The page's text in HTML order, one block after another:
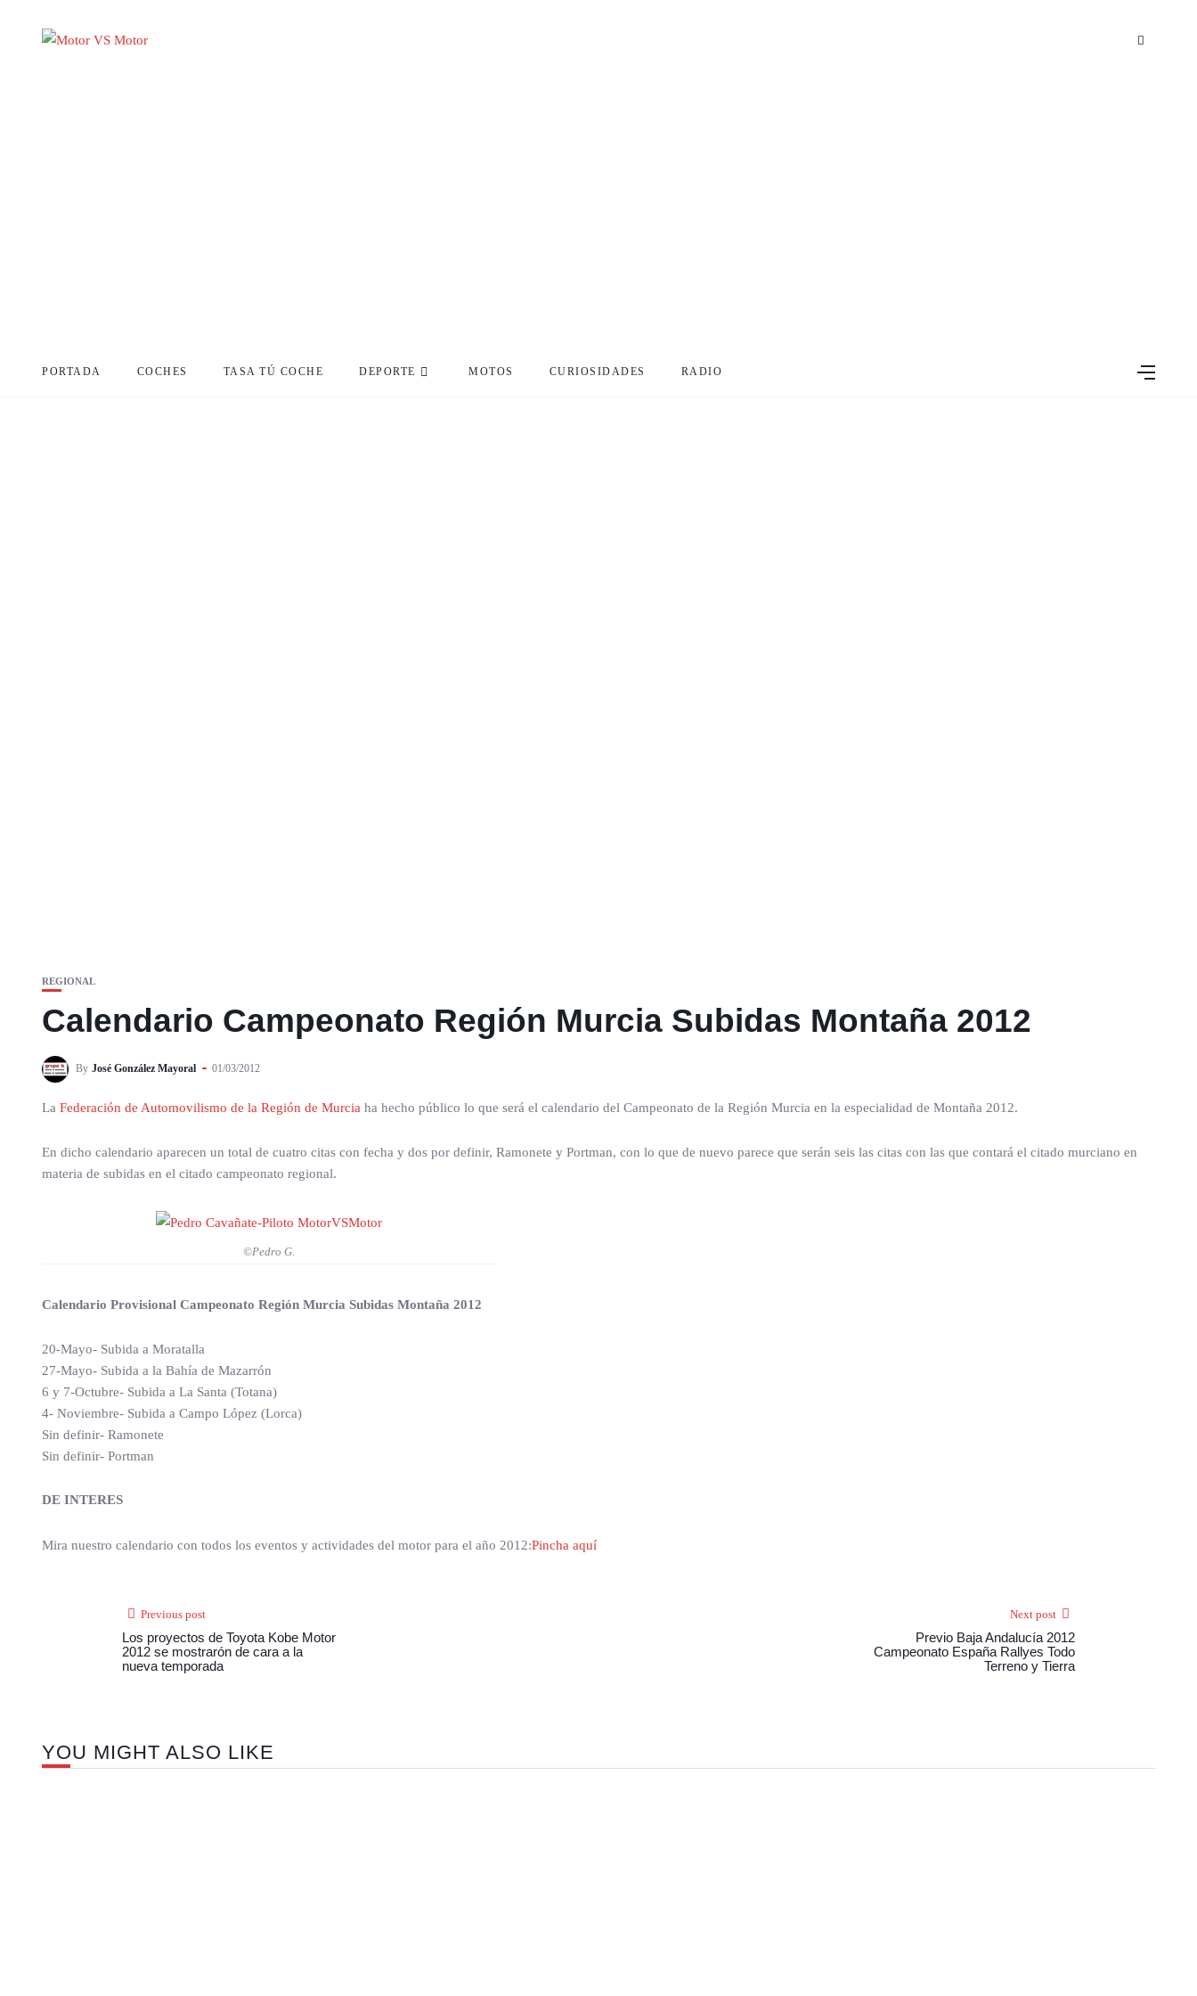
PORTADA COCHES TASA TÚ COCHE DEPORTE MOTOS CURIOSIDADES RADIO
REGIONAL
Calendario Campeonato Región Murcia Subidas Montaña 2012
By José González Mayoral 01/03/2012
La Federación de Automovilismo de la Región de Murcia ha hecho público lo que será el calendario del Campeonato de la Región Murcia en la especialidad de Montaña 2012.
En dicho calendario aparecen un total de cuatro citas con fecha y dos por definir, Ramonete y Portman, con lo que de nuevo parece que serán seis las citas con las que contará el citado murciano en
materia de subidas en el citado campeonato regional.
©Pedro G.
Calendario Provisional Campeonato Región Murcia Subidas Montaña 2012
20-Mayo- Subida a Moratalla
27-Mayo- Subida a la Bahía de Mazarrón
6 y 7-Octubre- Subida a La Santa (Totana)
4- Noviembre- Subida a Campo López (Lorca)
Sin definir- Ramonete
Sin definir- Portman
DE INTERES
Mira nuestro calendario con todos los eventos y actividades del motor para el año 2012:Pincha aquí
Previous post
Los proyectos de Toyota Kobe Motor
2012 se mostrarón de cara a la
nueva temporada
Next post
Previo Baja Andalucía 2012
Campeonato España Rallyes Todo
Terreno y Tierra
YOU MIGHT ALSO LIKE